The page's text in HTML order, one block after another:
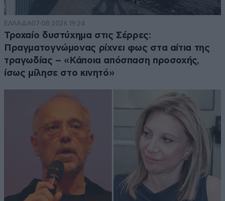
ΕΛΛΑΔΑ07·08·2026 19:24
Τροχαίο δυστύχημα στις Σέρρες:
Πραγματογνώμονας ρίχνει φως στα αίτια της
τραγωδίας – «Κάποια απόσπαση προσοχής,
ίσως μίλησε στο κινητό»